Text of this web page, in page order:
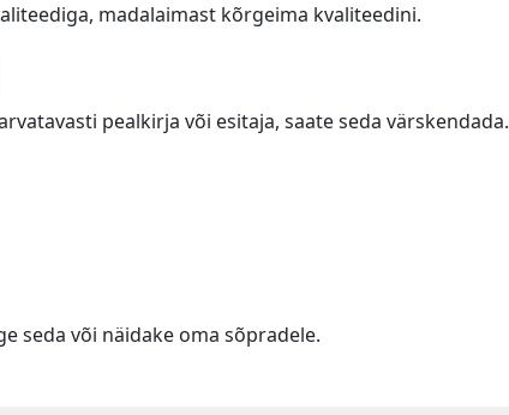
madalaimast kõrgeima kvaliteedini.
pealkirja või esitaja, saate seda värskendada.
seda või näidake oma sõpradele.